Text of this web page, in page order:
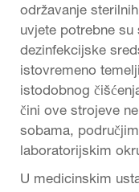
održavanje
uvjete potrebne
dezinfekcijske
istovremeno
istodobnog
čini ove strojeve
sobama,
laboratorijskim
U medicinskim